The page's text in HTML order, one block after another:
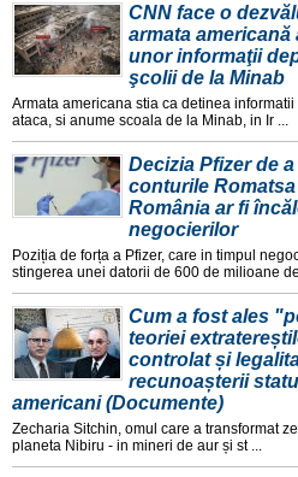
CNN face o
armata americană
unor informaţii
şcolii de la Minab
Armata americana stia ca detinea
ataca, si anume scoala de la Minab, in Ir ...
Decizia Pfizer de
conturile
România ar fi
negocierilor
Poziția de forța a Pfizer, care in timpul
stingerea unei datorii de 600 de milioane de
Cum a fost ales
teoriei
controlat și
recunoașterii
americani (Documente)
Zecharia Sitchin, omul care a transformat
planeta Nibiru - in mineri de aur și st ...